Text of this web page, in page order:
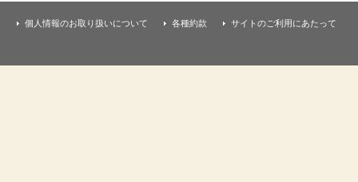
個人情報のお取り扱いについて 各種約款 サイトのご利用にあたって